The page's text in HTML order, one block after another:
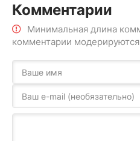
Комментарии
Минимальная длина
комментарии модерируются